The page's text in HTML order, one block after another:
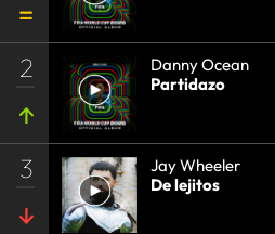
2
Danny Ocean
Partidazo
3
Jay Wheeler
De lejitos